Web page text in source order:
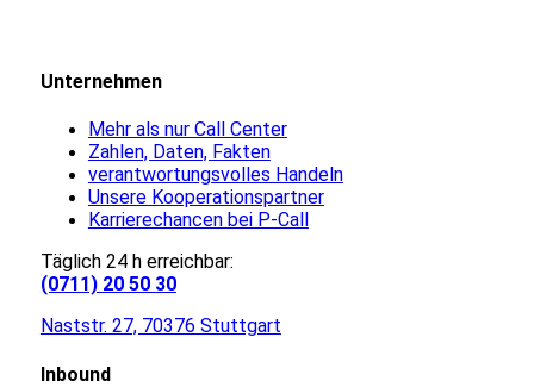
Unternehmen
Mehr als nur Call Center
Zahlen, Daten, Fakten
verantwortungsvolles Handeln
Unsere Kooperationspartner
Karrierechancen bei P-Call
Täglich 24 h erreichbar:
(0711) 20 50 30
Naststr. 27, 70376 Stuttgart
Inbound